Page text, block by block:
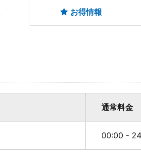
お得情報
通常料金
00:00 -